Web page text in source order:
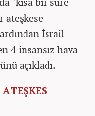
ateşkese
ardından İsrail
4 insansız hava
açıkladı.